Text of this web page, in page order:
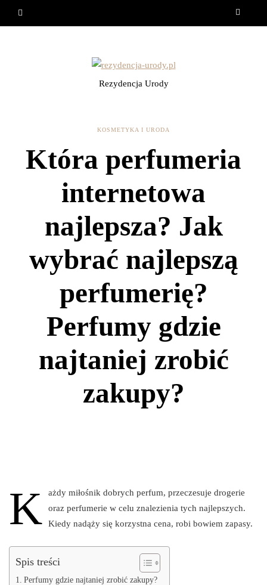
Rezydencja Urody
KOSMETYKA I URODA
Która perfumeria
internetowa
najlepsza? Jak
wybrać najlepszą
perfumerię?
Perfumy gdzie
najtaniej zrobić
zakupy?
K
ażdy miłośnik dobrych perfum, przeczesuje drogerie
oraz perfumerie w celu znalezienia tych najlepszych.
Kiedy nadąży się korzystna cena, robi bowiem zapasy.
Spis treści
Perfumy gdzie najtaniej zrobić zakupy?